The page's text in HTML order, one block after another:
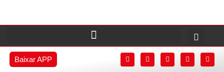
Baixar APP